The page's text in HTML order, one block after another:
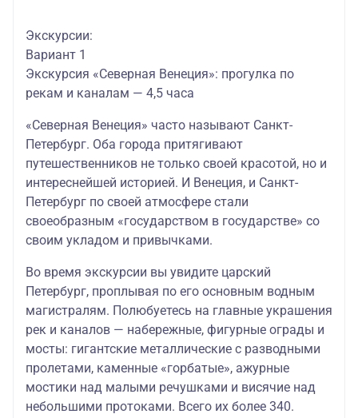
Экскурсии:
Вариант 1
Экскурсия «Северная Венеция»: прогулка по
рекам и каналам — 4,5 часа
«Северная Венеция» часто называют Санкт-
Петербург. Оба города притягивают
путешественников не только своей красотой, но и
интереснейшей историей. И Венеция, и Санкт-
Петербург по своей атмосфере стали
своеобразным «государством в государстве» со
своим укладом и привычками.
Во время экскурсии вы увидите царский
Петербург, проплывая по его основным водным
магистралям. Полюбуетесь на главные украшения
рек и каналов — набережные, фигурные ограды и
мосты: гигантские металлические с разводными
пролетами, каменные «горбатые», ажурные
мостики над малыми речушками и висячие над
небольшими протоками. Всего их более 340.